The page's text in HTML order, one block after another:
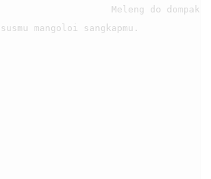
mangoloi sangkapmu.